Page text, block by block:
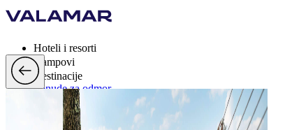
Hoteli i resorti
Kampovi
Destinacije
Ponude za odmor
Valamar Rewards